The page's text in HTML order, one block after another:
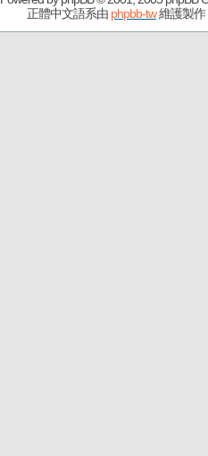
正體中文語系由 phpbb-tw維護製作